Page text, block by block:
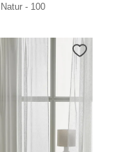
- 100